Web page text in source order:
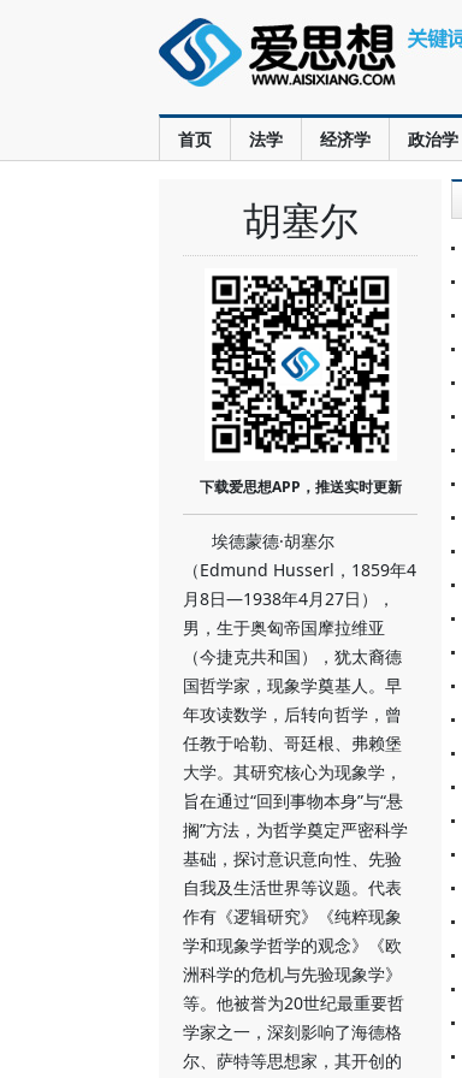
首页 法学 经济学 政治学
胡塞尔
下载爱思想APP，推送实时更新
埃德蒙德·胡塞尔
（Edmund Husserl，1859年4
月8日—1938年4月27日），
男，生于奥匈帝国摩拉维亚
（今捷克共和国），犹太裔德
国哲学家，现象学奠基人。早
年攻读数学，后转向哲学，曾
任教于哈勒、哥廷根、弗赖堡
大学。其研究核心为现象学，
旨在通过“回到事物本身”与“悬
搁”方法，为哲学奠定严密科学
基础，探讨意识意向性、先验
自我及生活世界等议题。代表
作有《逻辑研究》《纯粹现象
学和现象学哲学的观念》《欧
洲科学的危机与先验现象学》
等。他被誉为20世纪最重要哲
学家之一，深刻影响了海德格
尔、萨特等思想家，其开创的